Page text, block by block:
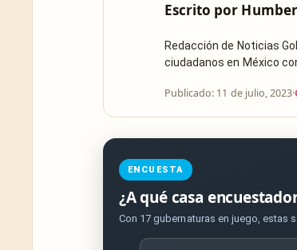
Escrito por
Redacción de Noticias
ciudadanos en México
Publicado: 11 de julio, 2023·
ENCUESTA
¿A qué casa
Con 17 gubernaturas en juego, estas